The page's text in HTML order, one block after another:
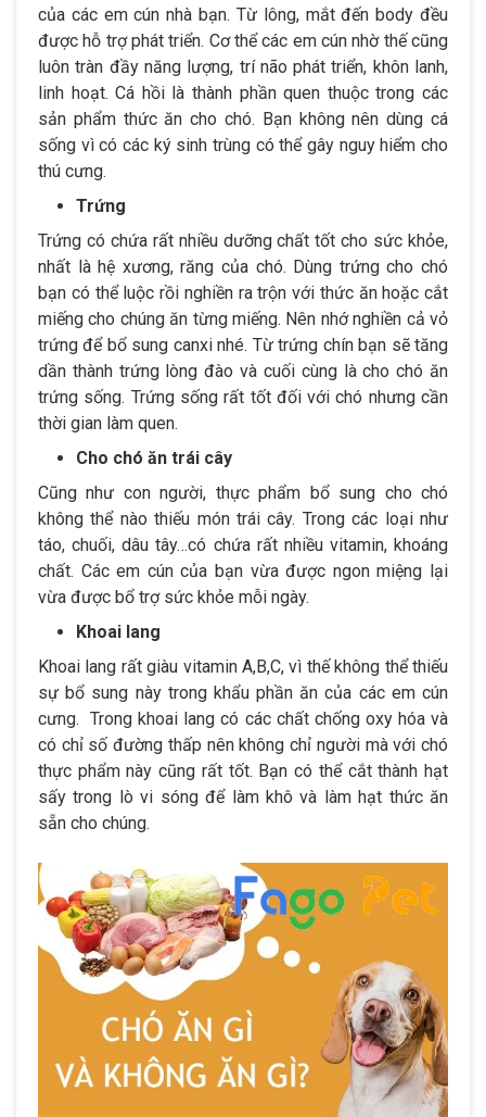
của các em cún nhà bạn. Từ lông, mắt đến body đều
được hỗ trợ phát triển. Cơ thể các em cún nhờ thế cũng
luôn tràn đầy năng lượng, trí não phát triển, khôn lanh,
linh hoạt. Cá hồi là thành phần quen thuộc trong các
sản phẩm thức ăn cho chó. Bạn không nên dùng cá
sống vì có các ký sinh trùng có thể gây nguy hiểm cho
thú cưng.
Trứng
Trứng có chứa rất nhiều dưỡng chất tốt cho sức khỏe,
nhất là hệ xương, răng của chó. Dùng trứng cho chó
bạn có thể luộc rồi nghiền ra trộn với thức ăn hoặc cắt
miếng cho chúng ăn từng miếng. Nên nhớ nghiền cả vỏ
trứng để bổ sung canxi nhé. Từ trứng chín bạn sẽ tăng
dần thành trứng lòng đào và cuối cùng là cho chó ăn
trứng sống. Trứng sống rất tốt đối với chó nhưng cần
thời gian làm quen.
Cho chó ăn trái cây
Cũng như con người, thực phẩm bổ sung cho chó
không thể nào thiếu món trái cây. Trong các loại như
táo, chuối, dâu tây…có chứa rất nhiều vitamin, khoáng
chất. Các em cún của bạn vừa được ngon miệng lại
vừa được bổ trợ sức khỏe mỗi ngày.
Khoai lang
Khoai lang rất giàu vitamin A,B,C, vì thế không thể thiếu
sự bổ sung này trong khẩu phần ăn của các em cún
cưng. Trong khoai lang có các chất chống oxy hóa và
có chỉ số đường thấp nên không chỉ người mà với chó
thực phẩm này cũng rất tốt. Bạn có thể cắt thành hạt
sấy trong lò vi sóng để làm khô và làm hạt thức ăn
sẵn cho chúng.